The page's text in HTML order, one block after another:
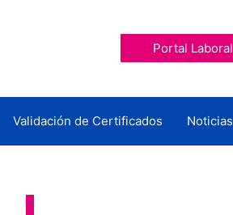
Portal Laboral
Validación de Certificados Noticias